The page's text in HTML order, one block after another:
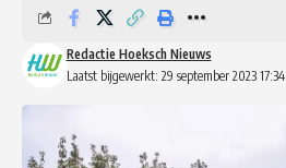
Laatst bijgewerkt: 29 september 2023 17:34
Redactie Hoeksch Nieuws